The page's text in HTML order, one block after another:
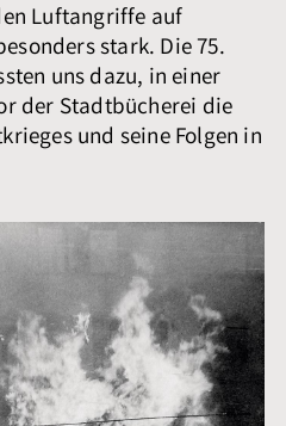
Luftangriffe auf
stark. Die 75.
uns dazu, in einer
der Stadtbücherei die
und seine Folgen in